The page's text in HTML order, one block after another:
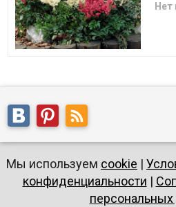
Нет
Мы используем cookie |
конфиденциальности |